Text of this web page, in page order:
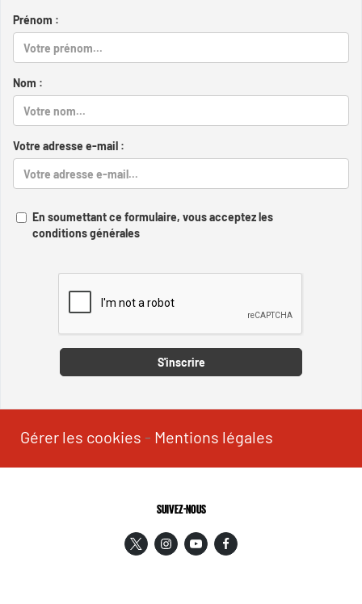
Prénom :
Nom :
Votre adresse e-mail :
En soumettant ce formulaire, vous acceptez les
conditions générales
S'inscrire
Gérer les cookies - Mentions légales
SUIVEZ-NOUS